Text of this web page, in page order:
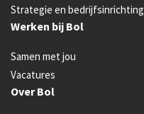
Strategie en bedrijfsinrichting
Werken bij Bol
Samen met jou
Vacatures
Over Bol